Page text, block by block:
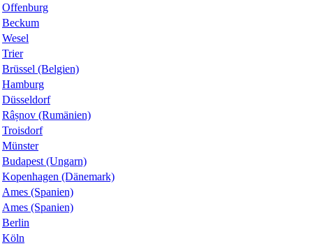
Offenburg
Beckum
Wesel
Trier
Brüssel (Belgien)
Hamburg
Düsseldorf
Râșnov (Rumänien)
Troisdorf
Münster
Budapest (Ungarn)
Kopenhagen (Dänemark)
Ames (Spanien)
Ames (Spanien)
Berlin
Köln